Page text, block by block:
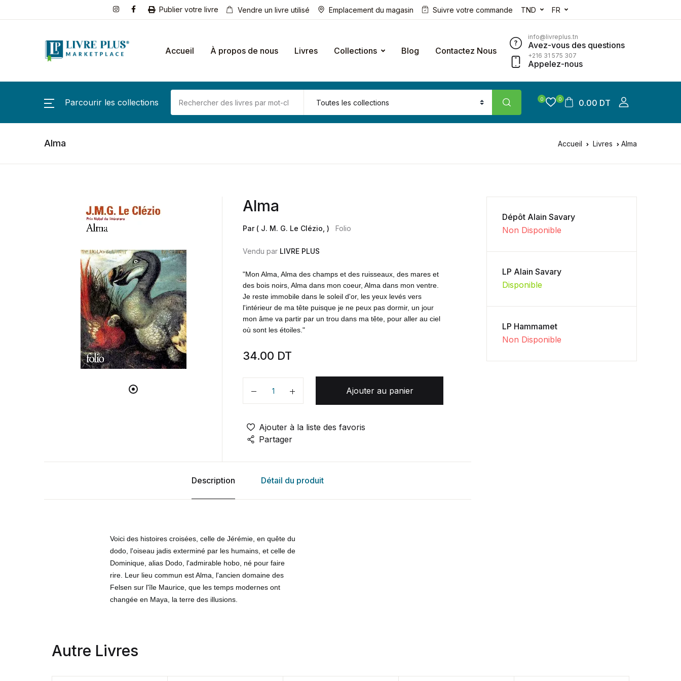
Publier votre livre Vendre un livre utilisé Emplacement du magasin Suivre votre commande TND FR
Accueil À propos de nous Livres Collections Blog Contactez Nous
info@livreplus.tn
Avez-vous des questions
+216 31 575 307
Appelez-nous
Parcourir les collections 0 0 0.00 DT
Alma Accueil Livres Alma
Alma
Par ( J. M. G. Le Clézio, ) Folio
Vendu par LIVRE PLUS
"Mon Alma, Alma des champs et des ruisseaux, des mares et
des bois noirs, Alma dans mon coeur, Alma dans mon ventre.
Je reste immobile dans le soleil d'or, les yeux levés vers
l'intérieur de ma tête puisque je ne peux pas dormir, un jour
mon âme va partir par un trou dans ma tête, pour aller au ciel
où sont les étoiles."
34.00 DT
Quantité
Ajouter au panier
Ajouter à la liste des favoris
Partager
Description Détail du produit
Voici des histoires croisées, celle de Jérémie, en quête du
dodo, l'oiseau jadis exterminé par les humains, et celle de
Dominique, alias Dodo, l'admirable hobo, né pour faire
rire. Leur lieu commun est Alma, l'ancien domaine des
Felsen sur l'île Maurice, que les temps modernes ont
changée en Maya, la terre des illusions.
Dépôt Alain Savary
Non Disponible
LP Alain Savary
Disponible
LP Hammamet
Non Disponible
Autre Livres